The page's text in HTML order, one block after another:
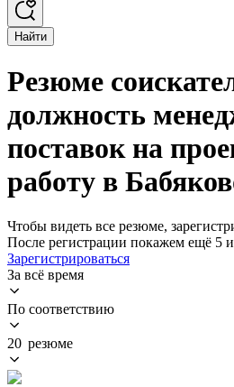
Найти
Резюме
должность
поставок на
работу в
Чтобы видеть все резюме,
После регистрации покажем ещё 5
Зарегистрироваться
За всё время
По соответствию
20 резюме